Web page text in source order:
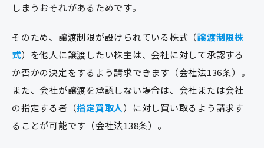
しまうおそれがあるためです。
そのため、譲渡制限が設けられている株式（譲渡制限株
式）を他人に譲渡したい株主は、会社に対して承認する
か否かの決定をするよう請求できます（会社法136条）。
また、会社が譲渡を承認しない場合は、会社または会社
の指定する者（指定買取人）に対し買い取るよう請求す
ることが可能です（会社法138条）。